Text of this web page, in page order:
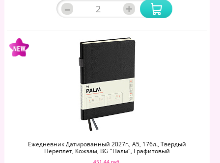
– +
Ежедневник Датированный 2027г., А5, 176л., Твердый
Переплет, Кожзам, BG "Палм", Графитовый